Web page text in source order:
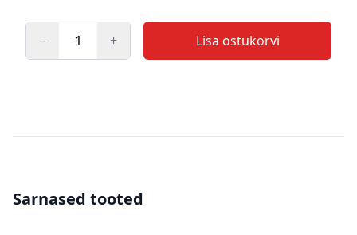
− + Lisa ostukorvi
Sarnased tooted